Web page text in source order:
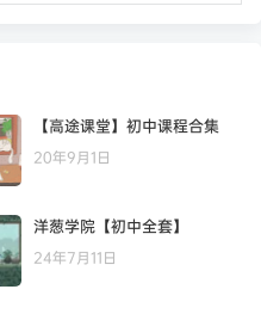
【高途课堂】初中课程合集
20年9月1日
洋葱学院【初中全套】
24年7月11日